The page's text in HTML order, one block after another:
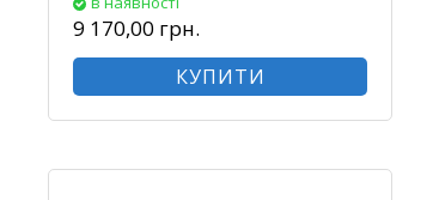
9 170,00 грн.
КУПИТИ